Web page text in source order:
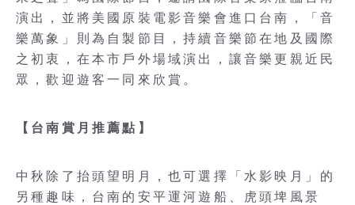
演出，並將美國原裝電影音樂會進口台南，「音
樂萬象」則為自製節目，持續音樂節在地及國際
之初衷，在本市戶外場域演出，讓音樂更親近民
眾，歡迎遊客一同來欣賞。
【台南賞月推薦點】
中秋除了抬頭望明月，也可選擇「水影映月」的
另種趣味，台南的安平運河遊船、虎頭埤風景